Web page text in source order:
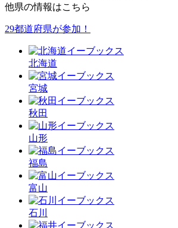
他県の情報はこちら
29都道府県が参加！
北海道
宮城
秋田
山形
福島
富山
石川